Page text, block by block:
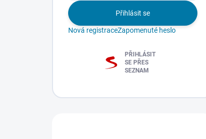
Přihlásit se
Nová registraceZapomenuté heslo
PŘIHLÁSIT
SE PŘES
SEZNAM